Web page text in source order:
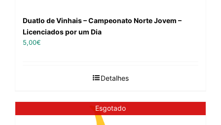
Duatlo de Vinhais – Campeonato Norte Jovem –
Licenciados por um Dia
5,00€
Detalhes
Esgotado